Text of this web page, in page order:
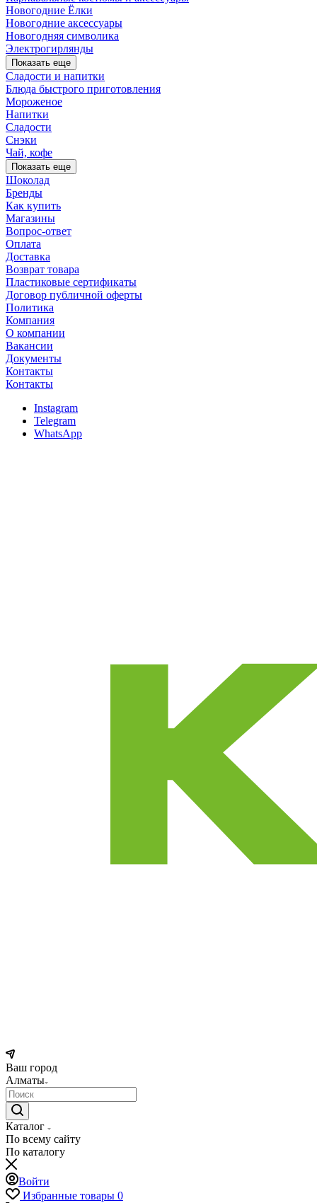
Новогодние Ёлки
Новогодние аксессуары
Новогодняя символика
Электрогирлянды
Показать еще
Сладости и напитки
Блюда быстрого приготовления
Мороженое
Напитки
Сладости
Снэки
Чай, кофе
Показать еще
Шоколад
Бренды
Как купить
Магазины
Вопрос-ответ
Оплата
Доставка
Возврат товара
Пластиковые сертификаты
Договор публичной оферты
Политика
Компания
О компании
Вакансии
Документы
Контакты
Контакты
Instagram
Telegram
WhatsApp
Ваш город
Алматы
Каталог
По всему сайту
По каталогу
Войти
Избранные товары 0